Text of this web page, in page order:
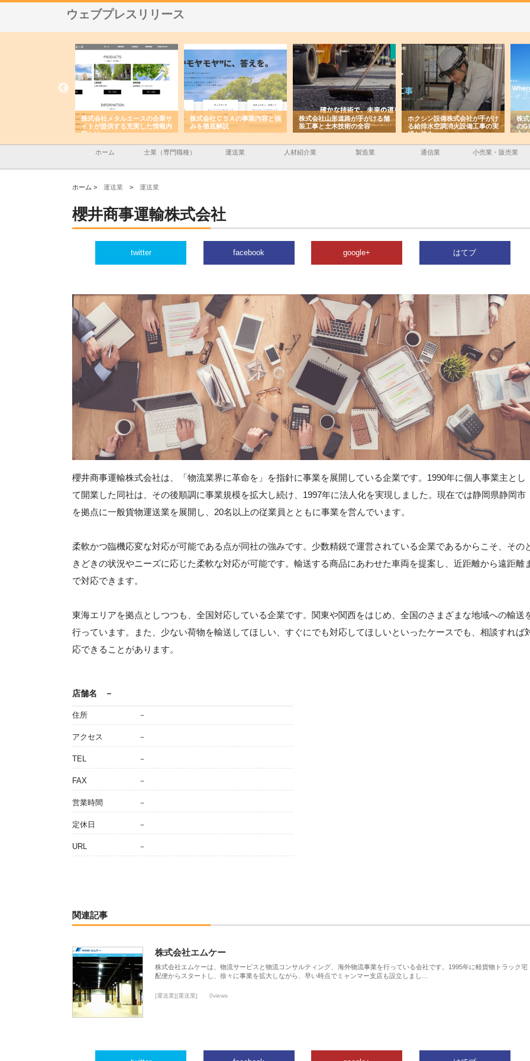
ウェブプレスリリース
株式会社ＣＳＡの事業内容と強
みを徹底解説
株式会社山形道路が手がける舗
装工事と土木技術の全容
ホクシン設備株式会社が手がけ
る給排水空調消火設備工事の実
績と強み
株式会社東京シー・エム・シー
のGISインフラ管理システム導
入メリット
株
か
由
ホーム 士業（専門職種） 運送業 人材紹介業 製造業 通信業 小売業・販売業
ホーム > 運送業 > 運送業
櫻井商事運輸株式会社
twitter facebook google+ はてブ
櫻井商事運輸株式会社は、「物流業界に革命を」を指針に事業を展開している企業です。1990年に個人事業主とし
て開業した同社は、その後順調に事業規模を拡大し続け、1997年に法人化を実現しました。現在では静岡県静岡市
を拠点に一般貨物運送業を展開し、20名以上の従業員とともに事業を営んでいます。
柔軟かつ臨機応変な対応が可能である点が同社の強みです。少数精鋭で運営されている企業であるからこそ、その
きどきの状況やニーズに応じた柔軟な対応が可能です。輸送する商品にあわせた車両を提案し、近距離から遠距離
で対応できます。
東海エリアを拠点としつつも、全国対応している企業です。関東や関西をはじめ、全国のさまざまな地域への輸送
行っています。また、少ない荷物を輸送してほしい、すぐにでも対応してほしいといったケースでも、相談すれば
応できることがあります。
店舗名 －
住所 －
アクセス －
TEL －
FAX －
営業時間 －
定休日 －
URL －
関連記事
株式会社エムケー
株式会社エムケーは、物流サービスと物流コンサルティング、海外物流事業を行っている会社です。1995年に軽貨物トラック宅
配便からスタートし、徐々に事業を拡大しながら、早い時点でミャンマー支店も設立しまし…
[運送業][運送業] 0views